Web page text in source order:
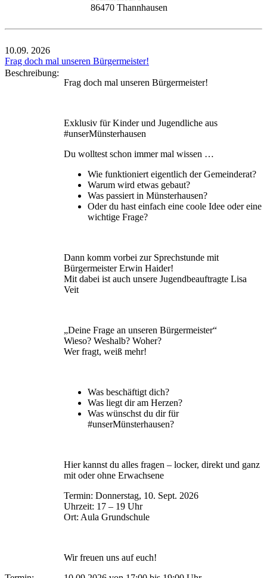
86470 Thannhausen
10.09. 2026
Frag doch mal unseren Bürgermeister!
Beschreibung:
Frag doch mal unseren Bürgermeister!
Exklusiv für Kinder und Jugendliche aus
#unserMünsterhausen
Du wolltest schon immer mal wissen …
Wie funktioniert eigentlich der Gemeinderat?
Warum wird etwas gebaut?
Was passiert in Münsterhausen?
Oder du hast einfach eine coole Idee oder eine
wichtige Frage?
Dann komm vorbei zur Sprechstunde mit
Bürgermeister Erwin Haider!
Mit dabei ist auch unsere Jugendbeauftragte Lisa
Veit
„Deine Frage an unseren Bürgermeister“
Wieso? Weshalb? Woher?
Wer fragt, weiß mehr!
Was beschäftigt dich?
Was liegt dir am Herzen?
Was wünschst du dir für
#unserMünsterhausen?
Hier kannst du alles fragen – locker, direkt und ganz
mit oder ohne Erwachsene
Termin: Donnerstag, 10. Sept. 2026
Uhrzeit: 17 – 19 Uhr
Ort: Aula Grundschule
Wir freuen uns auf euch!